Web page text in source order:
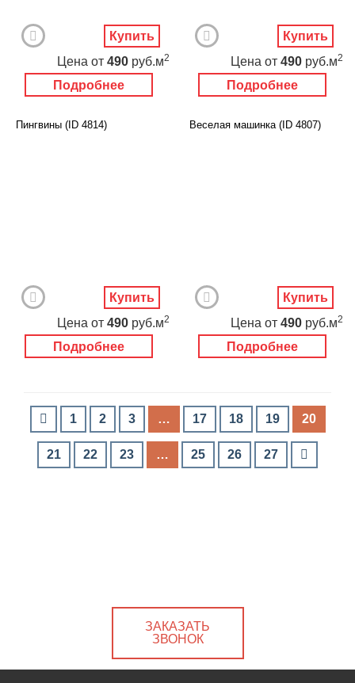
Подробнее
Цена от 490 руб.м2
Купить
Подробнее
Цена от 490 руб.м2
Купить
Пингвины (ID 4814)
Подробнее
Цена от 490 руб.м2
Купить
Веселая машинка (ID 4807)
Подробнее
Цена от 490 руб.м2
Купить
1 2 3 … 17 18 19 20
21 22 23 … 25 26 27
ЗАКАЗАТЬ
ЗВОНОК